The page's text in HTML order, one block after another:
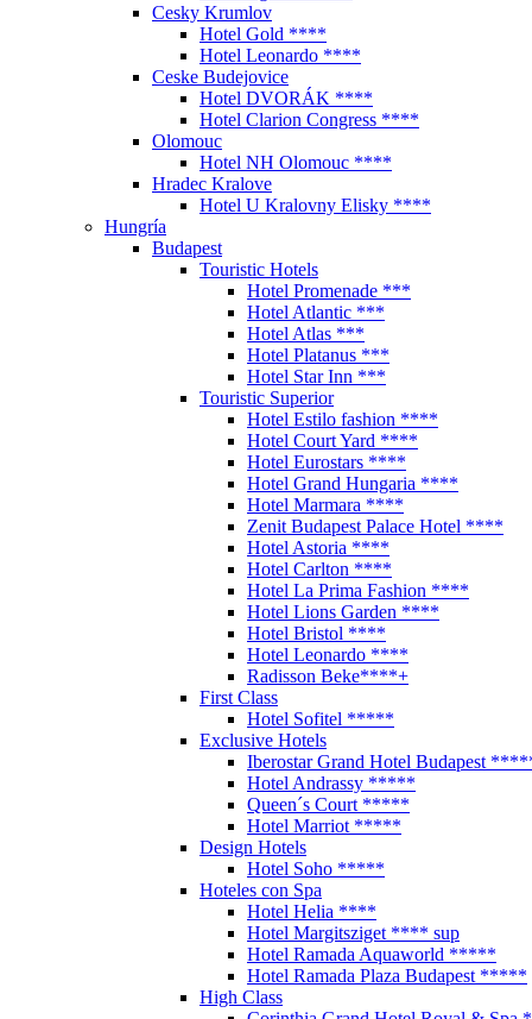
Cesky Krumlov
Hotel Gold ****
Hotel Leonardo ****
Ceske Budejovice
Hotel DVORÁK ****
Hotel Clarion Congress ****
Olomouc
Hotel NH Olomouc ****
Hradec Kralove
Hotel U Kralovny Elisky ****
Hungría
Budapest
Touristic Hotels
Hotel Promenade ***
Hotel Atlantic ***
Hotel Atlas ***
Hotel Platanus ***
Hotel Star Inn ***
Touristic Superior
Hotel Estilo fashion ****
Hotel Court Yard ****
Hotel Eurostars ****
Hotel Grand Hungaria ****
Hotel Marmara ****
Zenit Budapest Palace Hotel ****
Hotel Astoria ****
Hotel Carlton ****
Hotel La Prima Fashion ****
Hotel Lions Garden ****
Hotel Bristol ****
Hotel Leonardo ****
Radisson Beke****+
First Class
Hotel Sofitel *****
Exclusive Hotels
Iberostar Grand Hotel Budapest
Hotel Andrassy *****
Queen´s Court *****
Hotel Marriot *****
Design Hotels
Hotel Soho *****
Hoteles con Spa
Hotel Helia ****
Hotel Margitsziget **** sup
Hotel Ramada Aquaworld *****
Hotel Ramada Plaza Budapest *****
High Class